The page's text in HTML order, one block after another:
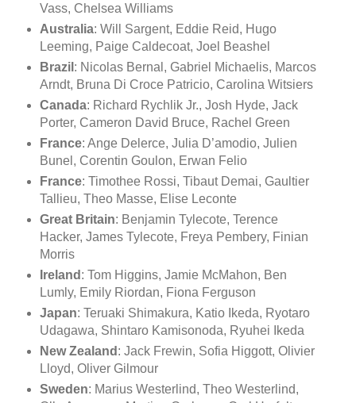
Vass, Chelsea Williams
Australia: Will Sargent, Eddie Reid, Hugo
Leeming, Paige Caldecoat, Joel Beashel
Brazil : Nicolas Bernal, Gabriel Michaelis, Marcos
Arndt, Bruna Di Croce Patricio, Carolina Witsiers
Canada: Richard Rychlik Jr., Josh Hyde, Jack
Porter, Cameron David Bruce, Rachel Green
France: Ange Delerce, Julia D’amodio, Julien
Bunel, Corentin Goulon, Erwan Felio
France: Timothee Rossi, Tibaut Demai, Gaultier
Tallieu, Theo Masse, Elise Leconte
Great Britain: Benjamin Tylecote, Terence
Hacker, James Tylecote, Freya Pembery, Finian
Morris
Ireland : Tom Higgins, Jamie McMahon, Ben
Lumly, Emily Riordan, Fiona Ferguson
Japan: Teruaki Shimakura, Katio Ikeda, Ryotaro
Udagawa, Shintaro Kamisonoda, Ryuhei Ikeda
New Zealand : Jack Frewin, Sofia Higgott, Olivier
Lloyd, Oliver Gilmour
Sweden: Marius Westerlind, Theo Westerlind,